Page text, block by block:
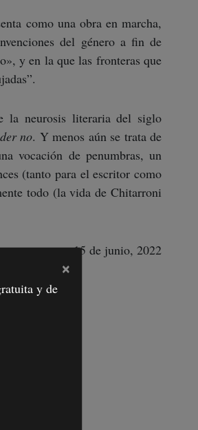
como una obra en marcha,
del género a fin de
y en la que las fronteras que
la neurosis literaria del siglo
no. Y menos aún se trata de
vocación de penumbras, un
(tanto para el escritor como
todo (la vida de Chitarroni
15 de junio, 2022
×
y de